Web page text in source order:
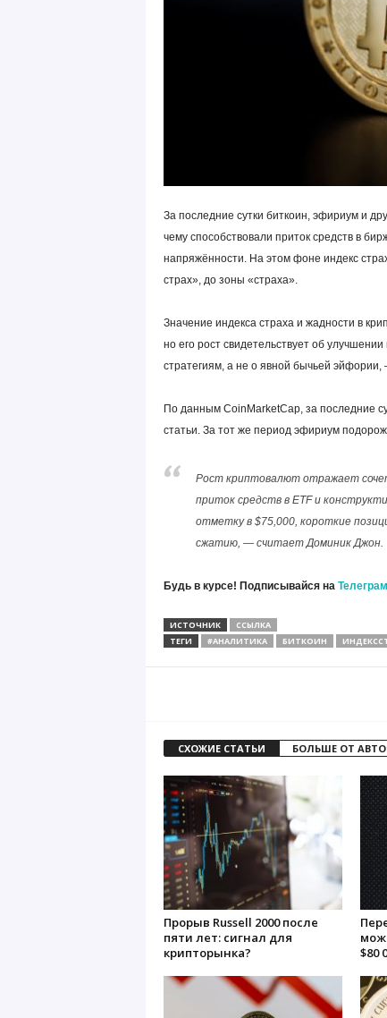
За последние сутки биткоин, эфириум и
чему способствовали приток средств в
напряжённости. На этом фоне индекс
страх», до зоны «страха».
Значение индекса страха и жадности в
но его рост свидетельствует об
стратегиям, а не о явной бычьей
По данным CoinMarketCap, за последние
статьи. За тот же период эфириум
Рост криптовалют отражает
приток средств в ETF и
отметку в $75,000, короткие
сжатию, — считает Доминик Джон.
Будь в курсе! Подписывайся на
ИСТОЧНИК
ССЫЛКА
ТЕГИ
#АНАЛИТИКА БИТКОИН
СХОЖИЕ СТАТЬИ БОЛЬШЕ ОТ
Прорыв Russell 2000 после
пяти лет: сигнал для
крипторынка?
$80